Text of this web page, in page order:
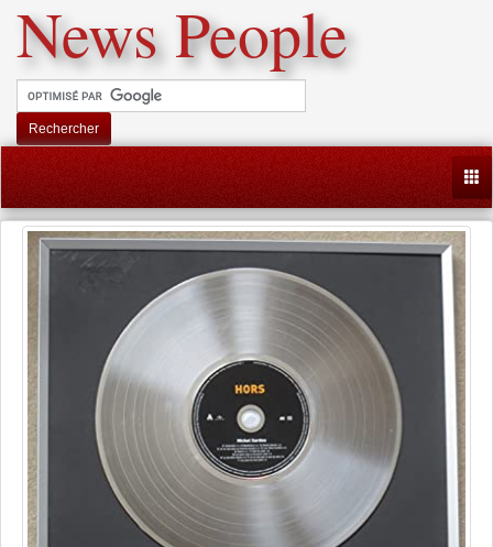
News People
Rechercher